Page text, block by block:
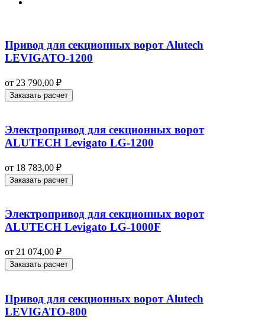
Привод для секционных ворот Alutech
LEVIGATO-1200
от 23 790,00 ₽
Заказать расчет
Электропривод для секционных ворот
ALUTECH Levigato LG-1200
от 18 783,00 ₽
Заказать расчет
Электропривод для секционных ворот
ALUTECH Levigato LG-1000F
от 21 074,00 ₽
Заказать расчет
Привод для секционных ворот Alutech
LEVIGATO-800